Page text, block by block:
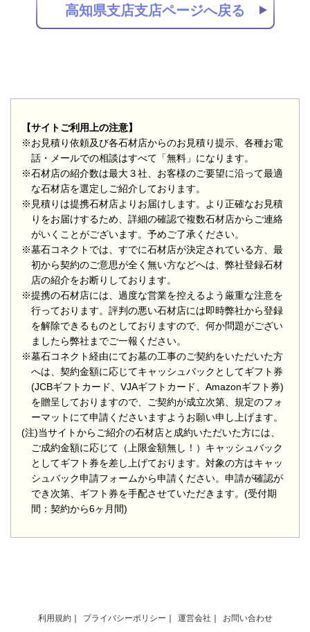
高知県支店支店ページへ戻る
【サイトご利用上の注意】
※お見積り依頼及び各石材店からのお見積り提示、各種お電
話・メールでの相談はすべて「無料」になります。
※石材店の紹介数は最大３社、お客様のご要望に沿って最適
な石材店を選定しご紹介しております。
※見積りは提携石材店よりお届けします。より正確なお見積
りをお届けするため、詳細の確認で複数石材店からご連絡
がいくことがございます。予めご了承ください。
※墓石コネクトでは、すでに石材店が決定されている方、最
初から契約のご意思が全く無い方などへは、弊社登録石材
店の紹介をお断りしております。
※提携の石材店には、過度な営業を控えるよう厳重な注意を
行っております。評判の悪い石材店には即時弊社から登録
を解除できるものとしておりますので、何か問題がござい
ましたら弊社までご一報ください。
※墓石コネクト経由にてお墓の工事のご契約をいただいた方
へは、契約金額に応じてキャッシュバックとしてギフト券
(JCBギフトカード、VJAギフトカード、Amazonギフト券)
を贈呈しておりますので、ご契約が成立次第、規定のフォ
ーマットにて申請くださいますようお願い申し上げます。
(注)当サイトからご紹介の石材店と成約いただいた方には、
ご成約金額に応じて（上限金額無し！）キャッシュバック
としてギフト券を差し上げております。対象の方はキャッ
シュバック申請フォームから申請ください。申請が確認が
でき次第、ギフト券を手配させていただきます。(受付期
間：契約から6ヶ月間)
利用規約 プライバシーポリシー 運営会社 お問い合わせ